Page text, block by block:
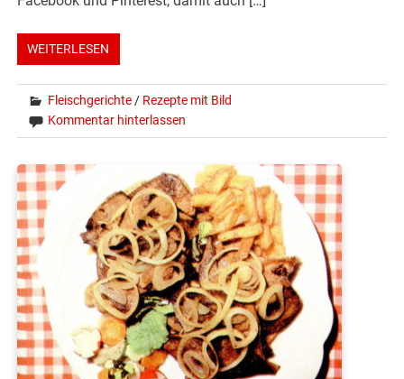
WEITERLESEN
Fleischgerichte/ Rezepte mit Bild
Kommentar hinterlassen